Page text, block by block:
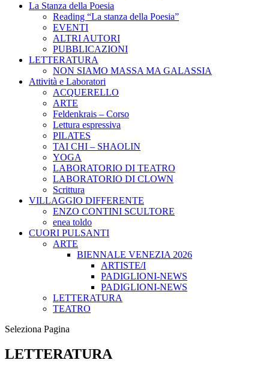
La Stanza della Poesia
Reading “La stanza della Poesia”
EVENTI
ALTRI AUTORI
PUBBLICAZIONI
LETTERATURA
NON SIAMO MASSA MA GALASSIA
Attività e Laboratori
ACQUERELLO
ARTE
Feldenkrais – Corso
Lettura espressiva
PILATES
TAI CHI – SHAOLIN
YOGA
LABORATORIO DI TEATRO
LABORATORIO DI CLOWN
Scrittura
VILLAGGIO DIFFERENTE
ENZO CONTINI SCULTORE
enea toldo
CUORI PULSANTI
ARTE
BIENNALE VENEZIA 2026
ARTISTE/I
PADIGLIONI-NEWS
PADIGLIONI-NEWS
LETTERATURA
TEATRO
Seleziona Pagina
LETTERATURA